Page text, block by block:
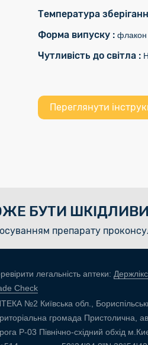
Температура
Форма випуску : флакон
Чутливість до світла :
Переглянути
БУТИ
препарату
легальність аптеки:
Check
№2 Київська обл.,
громада Пристолична,
Р-03 Північно-східний обхід